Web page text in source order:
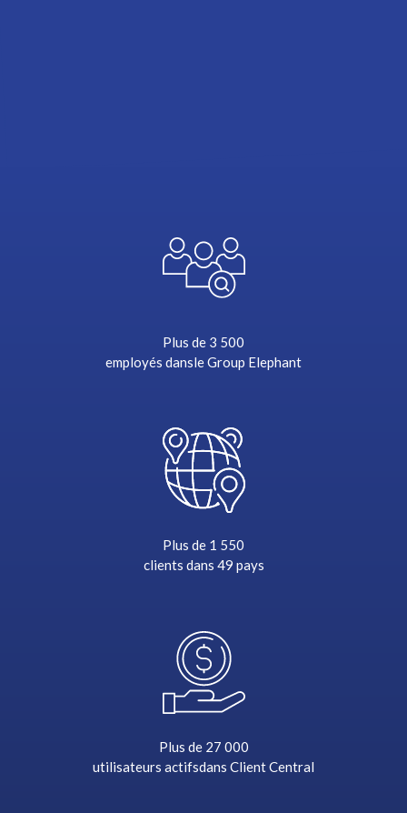
Plus de 3 500
employés dansle Group Elephant
Plus de 1 550
clients dans 49 pays
Plus de 27 000
utilisateurs actifsdans Client Central